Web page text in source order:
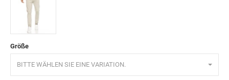
Stone
Größe
BITTE WÄHLEN SIE EINE VARIATION.